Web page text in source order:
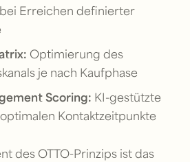
Erreichen definierter
Optimierung des
je nach Kaufphase
Scoring: KI-gestützte
Kontaktzeitpunkte
des OTTO-Prinzips ist das